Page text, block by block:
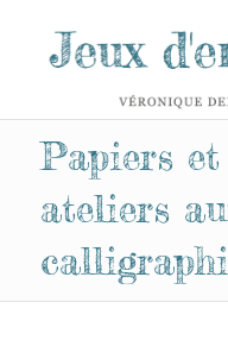
Papiers
ateliers